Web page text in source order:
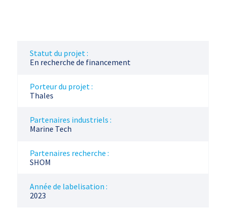
Statut du projet :
En recherche de financement
Porteur du projet :
Thales
Partenaires industriels :
Marine Tech
Partenaires recherche :
SHOM
Année de labelisation :
2023